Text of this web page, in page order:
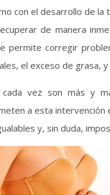
con el desarrollo de
de manera
permite corregir
el exceso de grasa,
cada vez son más y
a esta
y, sin duda,